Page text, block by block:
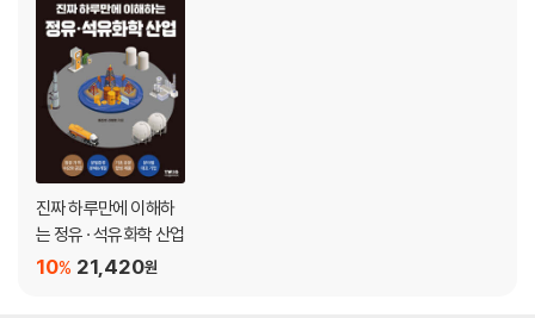
37 환경단체의 거센 플라스틱 공격(1980년대~현재)
4부 21세기: 새로운 시대를 향하여…
38 시작되는 규제
39 썩을 운명의 플라스틱, 바이오 플라스틱
40 플라스틱의 물리적 재활용, PCR
41 폐플라스틱에서 기름을 짜내는 도시유전
42 국내 정유 4사의 절박한 비정유 변신
43 위기의 韓플라스틱 산업… 사업고도화 밀어붙인 日JSR서 배워야
진짜 하루만에 이해하
는 정유 · 석유화학 산업
21,420원
10%